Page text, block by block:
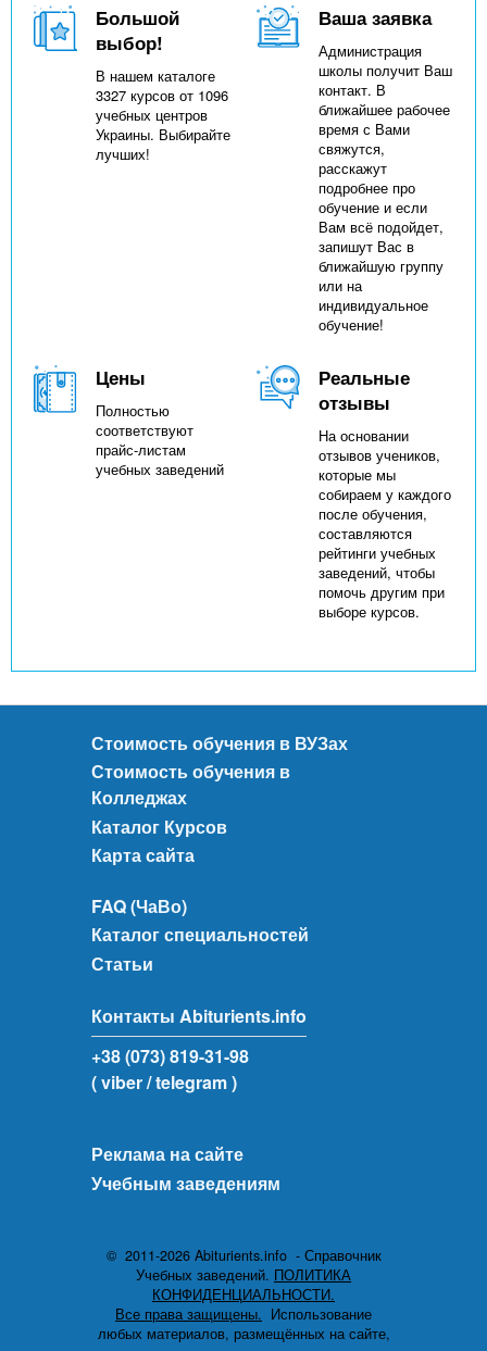
Большой
выбор!
В нашем каталоге
3327 курсов от 1096
учебных центров
Украины. Выбирайте
лучших!
Ваша заявка
Администрация
школы получит Ваш
контакт. В
ближайшее рабочее
время с Вами
свяжутся,
расскажут
подробнее про
обучение и если
Вам всё подойдет,
запишут Вас в
ближайшую группу
или на
индивидуальное
обучение!
Цены
Полностью
соответствуют
прайс-листам
учебных заведений
Реальные
отзывы
На основании
отзывов учеников,
которые мы
собираем у каждого
после обучения,
составляются
рейтинги учебных
заведений, чтобы
помочь другим при
выборе курсов.
Стоимость обучения в ВУЗах
Стоимость обучения в
Колледжах
Каталог Курсов
Карта сайта
FAQ (ЧаВо)
Каталог специальностей
Статьи
Контакты Abiturients.info
+38 (073) 819-31-98
( viber/ telegram )
Реклама на сайте
Учебным заведениям
© 2011-2026 Abiturients.info - Справочник
Учебных заведений. ПОЛИТИКА
КОНФИДЕНЦИАЛЬНОСТИ.
Все права защищены. Использование
любых материалов, размещённых на сайте,